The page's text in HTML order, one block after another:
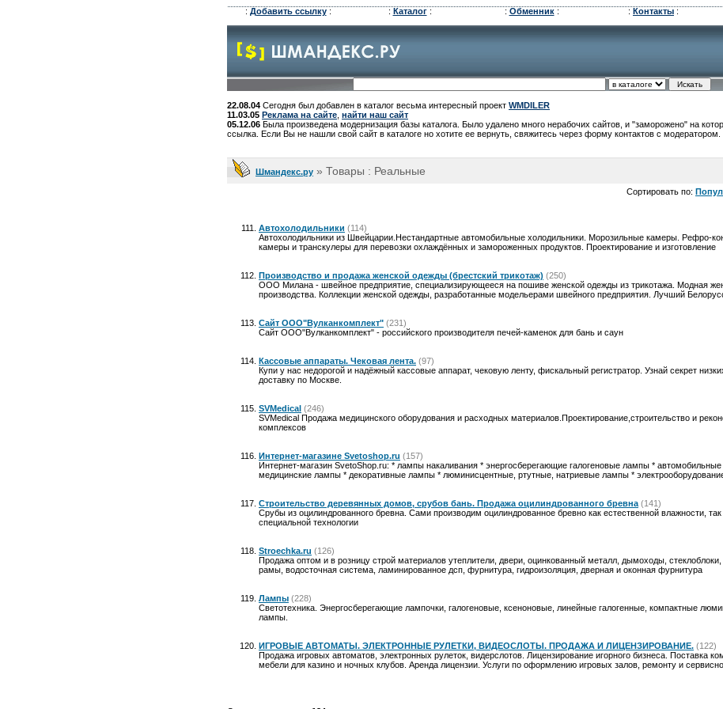
: Добавить ссылку: : Каталог: : Обменник: : Контакты :
22.08.04 Сегодня был добавлен в каталог весьма интересный проект WMDILER
11.03.05 Реклама на сайте найти наш сайт
05.12.06 Была произведена модернизация базы каталога. Было удалено много нерабочих сайтов, и "заморожено" на
ссылка. Если Вы не нашли свой сайт в каталоге но хотите ее вернуть, свяжитесь через форму контактов с модератором.
Шмандекс.ру » Товары : Реальные
Сортировать по:
Автохолодильники (114)
Автохолодильники из Швейцарии.Нестандартные автомобильные холодильники. Морозильные камеры. Рефро-
камеры и транскулеры для перевозки охлаждённых и замороженных продуктов. Проектирование и изготовление
Производство и продажа женской одежды (брестский трикотаж) (250)
ООО Милана - швейное предприятие, специализирующееся на пошиве женской одежды из трикотажа. Модная
производства. Коллекции женской одежды, разработанные модельерами швейного предприятия. Лучший
Сайт ООО"Вулканкомплект" (231)
Сайт ООО"Вулканкомплект" - российского производителя печей-каменок для бань и саун
Кассовые аппараты. Чековая лента. (97)
Купи у нас недорогой и надёжный кассовые аппарат, чековую ленту, фискальный регистратор. Узнай секрет
доставку по Москве.
SVMedical (246)
SVMedical Продажа медицинского оборудования и расходных материалов.Проектирование,строительство и
комплексов
Интернет-магазине Svetoshop.ru (157)
Интернет-магазин SvetoShop.ru: * лампы накаливания * энергосберегающие галогеновые лампы *
медицинские лампы * декоративные лампы * люминисцентные, ртутные, натриевые лампы *
Строительство деревянных домов, срубов бань. Продажа оцилиндрованного бревна (141)
Срубы из оцилиндрованного бревна. Сами производим оцилиндрованное бревно как естественной влажности,
специальной технологии
Stroechka.ru (126)
Продажа оптом и в розницу строй материалов утеплители, двери, оцинкованный металл, дымоходы,
рамы, водосточная система, ламинированное дсп, фурнитура, гидроизоляция, дверная и оконная фурнитура
Лампы (228)
Светотехника. Энергосберегающие лампочки, галогеновые, ксеноновые, линейные галогенные, компактные
лампы.
ИГРОВЫЕ АВТОМАТЫ. ЭЛЕКТРОННЫЕ РУЛЕТКИ, ВИДЕОСЛОТЫ. ПРОДАЖА И ЛИЦЕНЗИРОВАНИЕ. (122)
Продажа игровых автоматов, электронных рулеток, видерслотов. Лицензирование игорного бизнеса. Поставка
мебели для казино и ночных клубов. Аренда лицензии. Услуги по оформлению игровых залов, ремонту и